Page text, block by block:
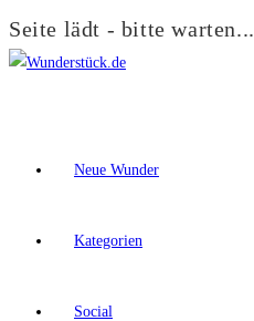
Seite lädt - bitte warten...
Zum
Neue Wunder
Kategorien
Social